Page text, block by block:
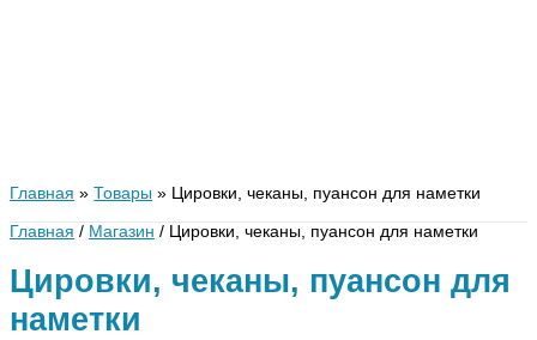
Главная Товары Цировки, чеканы, пуансон для наметки
Главная / Магазин / Цировки, чеканы, пуансон для наметки
Цировки, чеканы, пуансон для
наметки